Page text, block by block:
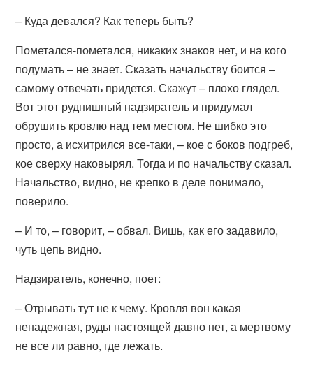
– Куда девался? Как теперь быть?
Пометался-пометался, никаких знаков нет, и на кого
подумать – не знает. Сказать начальству боится –
самому отвечать придется. Скажут – плохо глядел.
Вот этот руднишный надзиратель и придумал
обрушить кровлю над тем местом. Не шибко это
просто, а исхитрился все-таки, – кое с боков подгреб,
кое сверху наковырял. Тогда и по начальству сказал.
Начальство, видно, не крепко в деле понимало,
поверило.
– И то, – говорит, – обвал. Вишь, как его задавило,
чуть цепь видно.
Надзиратель, конечно, поет:
– Отрывать тут не к чему. Кровля вон какая
ненадежная, руды настоящей давно нет, а мертвому
не все ли равно, где лежать.